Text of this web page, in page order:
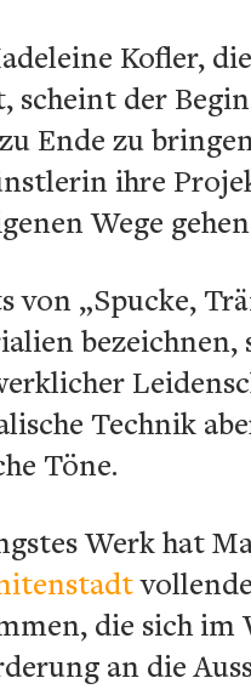
Kofler,
scheint der
Ende zu
ihre
Wege
von „Spucke,
bezeichnen,
Technik
Töne.
Werk hat
die sich im
an die